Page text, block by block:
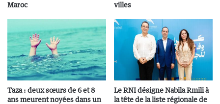
Maroc
villes
Taza : deux sœurs de 6 et 8
ans meurent noyées dans un
Le RNI désigne Nabila Rmili à
la tête de la liste régionale de